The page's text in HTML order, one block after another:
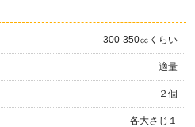
300-350㏄くらい
適量
２個
各大さじ１